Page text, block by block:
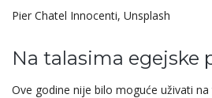
Pier Chatel Innocenti, Unsplash
Na talasima egejske
Ove godine nije bilo moguće uživati